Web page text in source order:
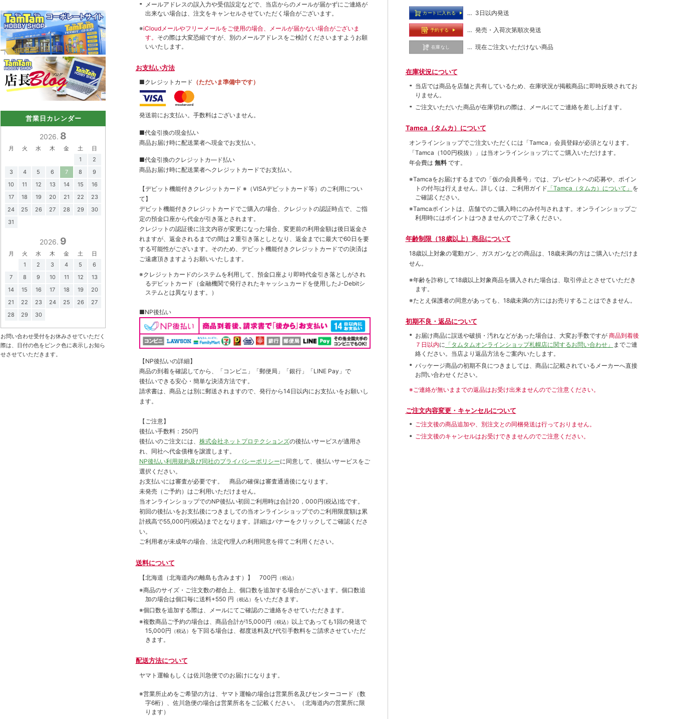
メールアドレスの誤入力や受信設定などで、当店からのメールが届かずにご連絡が
出来ない場合は、注文をキャンセルさせていただく場合がございます。
※iCloudメールやフリーメールをご使用の場合、メールが届かない場合がございま
す。 その際は大変恐縮ですが、別のメールアドレスをご検討くださいますようお願
いいたします。
お支払い方法
■クレジットカード （ただいま準備中です）
発送前にお支払い。手数料はございません。
■代金引換の現金払い
商品お届け時に配送業者へ現金でお支払い。
■代金引換のクレジットカ―ド払い
商品お届け時に配送業者へクレジットカードでお支払い。
【デビット機能付きクレジットカード ※（VISAデビットカード等） のご利用につい
て】
デビット機能付きクレジットカードでご購入の場合、クレジットの認証時点で、ご指
定の預金口座から代金が引き落とされます。
クレジットの認証後に注文内容が変更になった場合、変更前の利用金額は後日返金さ
れますが、返金されるまでの間は２重引き落としとなり、返金までに最大で60日を要
する可能性がございます。そのため、デビット機能付きクレジットカードでの決済は
ご遠慮頂きますようお願いいたします。
※クレジットカードのシステムを利用して、預金口座より即時代金引き落としがされ
るデビットカード（金融機関で発行されたキャッシュカードを使用したJ-Debitシ
ステムとは異なります。）
■NP後払い
【NP後払いの詳細】
商品の到着を確認してから、「コンビニ」「郵便局」「銀行」「LINE Pay」で
後払いできる安心・簡単な決済方法です。
請求書は、商品とは別に郵送されますので、発行から14日以内にお支払いをお願いし
ます。
【ご注意】
後払い手数料：250円
後払いのご注文には、 株式会社ネットプロテクションズの後払いサービスが適用さ
れ、同社へ代金債権を譲渡します。
NP後払い利用規約及び同社のプライバシーポリシーに同意して、後払いサービスをご
選択ください。
お支払いには審査が必要です。 商品の確保は審査通過後になります。
未発売（ご予約）はご利用いただけません。
当オンラインショップでのNP後払い初回ご利用時は合計20，000円(税込)迄です。
初回の後払いをお支払後につきましての当オンラインショップでのご利用限度額は累
計残高で55,000円(税込)までとなります。詳細はバナーをクリックしてご確認くださ
い。
ご利用者が未成年の場合、法定代理人の利用同意を得てご利用ください。
送料について
【北海道（北海道内の離島も含みます）】 700円 （税込）
※商品のサイズ・ご注文数の都合上、個口数を追加する場合がございます。個口数追
加の場合は個口毎に送料+550 円 （税込） をいただきます。
※個口数を追加する際は、メールにてご確認のご連絡をさせていただきます。
※複数商品ご予約の場合は、商品合計が15,000円 （税込） 以上であっても1回の発送で
15,000円 （税込） を下回る場合は、都度送料及び代引手数料をご請求させていただ
きます。
配送方法について
ヤマト運輸もしくは佐川急便でのお届けになります。
※営業所止めをご希望の方は、ヤマト運輸の場合は営業所名及びセンターコード（数
字6桁）、佐川急便の場合は営業所名をご記載ください。（北海道内の営業所に限
ります）
カートに入れる … 3日以内発送
予約する … 発売・入荷次第順次発送
在庫なし … 現在ご注文いただけない商品
在庫状況について
当店では商品を店舗と共有しているため、在庫状況が掲載商品に即時反映されてお
りません。
ご注文いただいた商品が在庫切れの際は、メールにてご連絡を差し上げます。
Tamca（タムカ）について
オンラインショップでご注⽂いただくには「Tamca」会員登録が必須となります。
「Tamca （100円税抜）
」は当オンラインショップにてご購⼊いただけます。
年会費は 無料 です。
※Tamcaをお届けするまでの「仮の会員番号」では、プレゼントへの応募や、ポイン
トの付与は⾏えません。詳しくは、ご利⽤ガイド 「Tamca（タムカ）について」 を
ご確認ください。
※Tamcaポイントは、店舗でのご購⼊時にのみ付与されます。オンラインショップご
利用時にはポイントはつきませんのでご了承ください。
年齢制限（18歳以上）商品について
18歳以上対象の電動ガン、ガスガンなどの商品は、18歳未満の方はご購入いただけま
せん。
※年齢を詐称して18歳以上対象商品を購入された場合は、取引停止とさせていただき
ます。
※たとえ保護者の同意があっても、18歳未満の方にはお売りすることはできません。
初期不良・返品について
お届け商品に誤送や破損・汚れなどがあった場合は、大変お手数ですが 商品到着後
７日以内に 「タムタムオンラインショップ札幌店に関するお問い合わせ」 までご連
絡ください。当店より返品方法をご案内いたします。
パッケージ商品の初期不良につきましては、商品に記載されているメーカーへ直接
お問い合わせください。
※ご連絡が無いままでの返品はお受け出来ませんのでご注意ください。
ご注文内容変更・キャンセルについて
ご注文後の商品追加や、別注文との同梱発送は行っておりません。
ご注文後のキャンセルはお受けできませんのでご注意ください。
営業日カレンダー
2026. 8
月 火 水 木 金 土
日
1
2
3
4 5 6 7 8
9
10
11 12 13 14 15
16
17
18 19 20 21 22
23
24
25 26 27 28 29
30
31
2026. 9
月 火 水 木 金 土
日
1
2 3 4 5
6
7
8 9 10 11 12
13
14
15 16 17 18 19
20
21
22 23 24 25 26
27
28
29 30
お問い合わせ受付をお休みさせていただく
際は、日付の色をピンク色に表示しお知ら
せさせていただきます。